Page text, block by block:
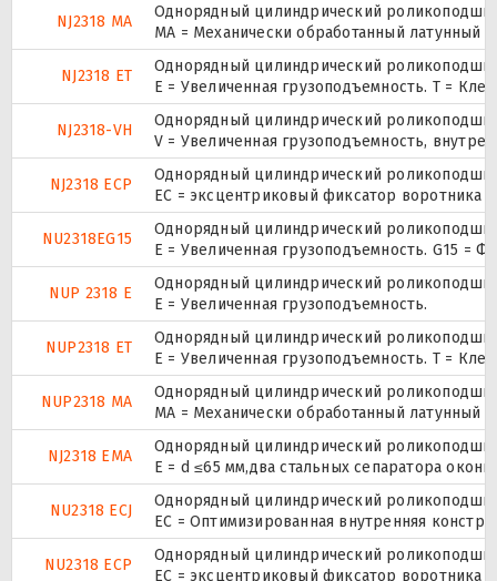
NJ2318 MA
Однорядный цилиндрический
MA = Механически обработанный
NJ2318 ET
Однорядный цилиндрический
E = Увеличенная грузоподъемность. T =
NJ2318-VH
Однорядный цилиндрический
V = Увеличенная грузоподъемность,
NJ2318 ECP
Однорядный цилиндрический
ЕС = эксцентриковый фиксатор воротника
NU2318EG15
Однорядный цилиндрический
E = Увеличенная грузоподъемность. G15 =
NUP 2318 E
Однорядный цилиндрический
Е = Увеличенная грузоподъемность.
NUP2318 ET
Однорядный цилиндрический
E = Увеличенная грузоподъемность. T =
NUP2318 MA
Однорядный цилиндрический
MA = Механически обработанный
NJ2318 EMA
Однорядный цилиндрический
E = d ≤65 мм,два стальных сепаратора
NU2318 ECJ
Однорядный цилиндрический
EC = Оптимизированная внутренняя
NU2318 ECP
Однорядный цилиндрический
ЕС = эксцентриковый фиксатор воротника